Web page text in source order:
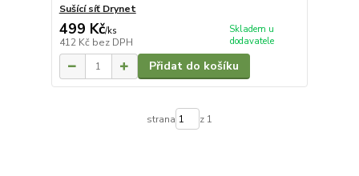
Sušící síť Drynet
499 Kč/ks
412 Kč bez DPH
Skladem u
dodavatele
Přidat do košíku
strana z 1